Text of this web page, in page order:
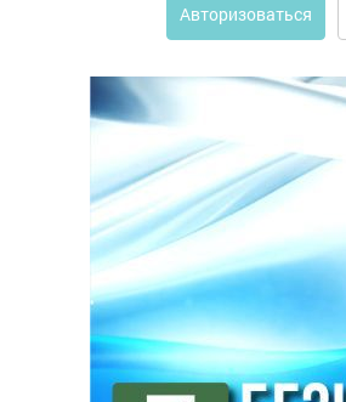
Авторизоваться